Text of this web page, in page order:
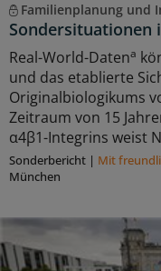
Familienplanung und
Sondersituationen
Real-World-Datena
und das etablierte
Originalbiologikums
Zeitraum von 15
α4β1-Integrins weist
Sonderbericht | Mit
München